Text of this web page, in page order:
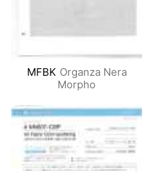
MFBK Organza Nera
Morpho